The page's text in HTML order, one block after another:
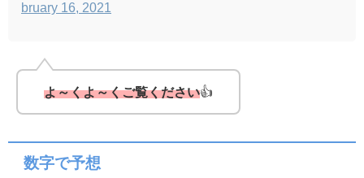
bruary 16, 2021
よ～くよ～くご覧ください👍
数字で予想